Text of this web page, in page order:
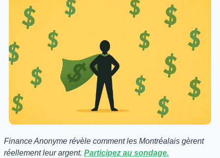
Finance Anonyme révèle comment les Montréalais gèrent
réellement leur argent. Participez au sondage.